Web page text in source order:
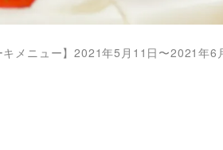
キメニュー】2021年5月11日〜2021年6